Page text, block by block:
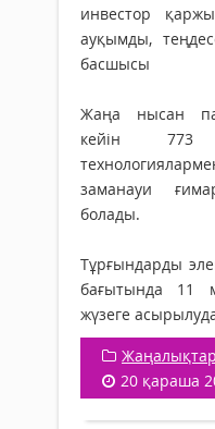
инвестор
ауқымды,
басшысы
Жаңа нысан
кейін 773
заманауи
болады.
Тұрғындарды
бағытында 11
жүзеге
Жаңалықтар
20 қараша